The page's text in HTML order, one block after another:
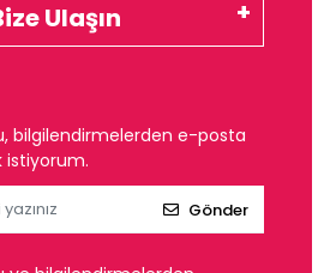
Ulaşın
bilgilendirmelerden e-posta
istiyorum.
Gönder